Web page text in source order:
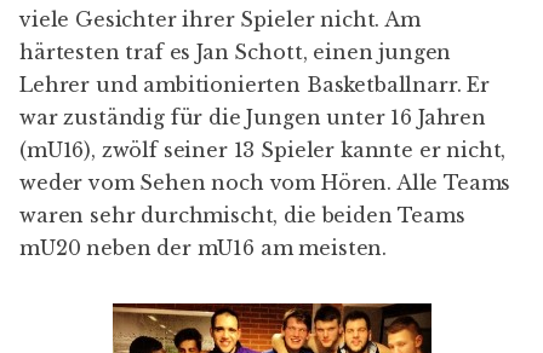
viele Gesichter ihrer Spieler nicht. Am
härtesten traf es Jan Schott, einen jungen
Lehrer und ambitionierten Basketballnarr. Er
war zuständig für die Jungen unter 16 Jahren
(mU16), zwölf seiner 13 Spieler kannte er nicht,
weder vom Sehen noch vom Hören. Alle Teams
waren sehr durchmischt, die beiden Teams
mU20 neben der mU16 am meisten.